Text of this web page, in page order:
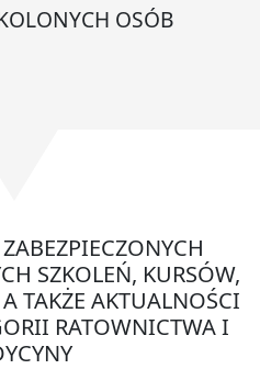
OSÓB
ZABEZPIECZONYCH
SZKOLEŃ, KURSÓW,
TAKŻE AKTUALNOŚCI
RATOWNICTWA I